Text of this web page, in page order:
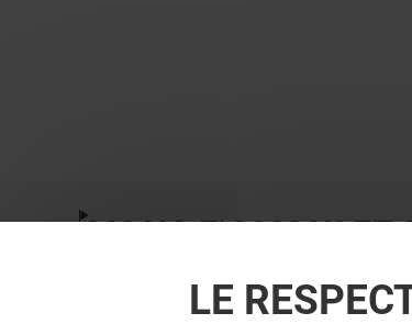
VOUS EN VOULEZ
LE